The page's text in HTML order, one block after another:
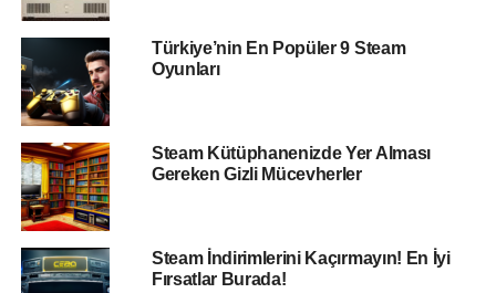
Türkiye’nin En Popüler 9 Steam
Oyunları
Steam Kütüphanenizde Yer Alması
Gereken Gizli Mücevherler
Steam İndirimlerini Kaçırmayın! En İyi
Fırsatlar Burada!